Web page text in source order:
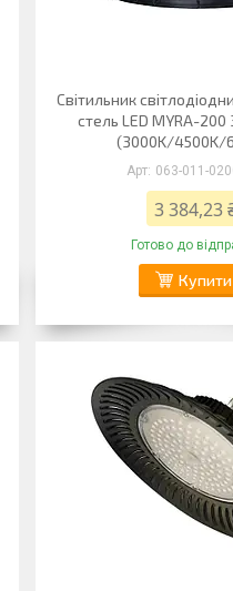
Світильник
стель LED MYRA-200
(3000K/4500K/
063-011-
3 384,23
Готово до
Купити